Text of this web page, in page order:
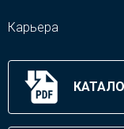
Карьера